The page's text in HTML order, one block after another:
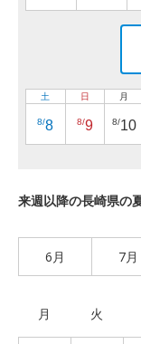
土
8/8
日
8/9
月
8/10
来週以降の長崎県の
6月 7月
月 火